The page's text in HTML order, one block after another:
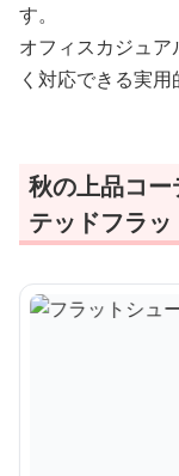
す。
オフィスカジュ
く対応できる実用
秋の上品コ
テッドフラ